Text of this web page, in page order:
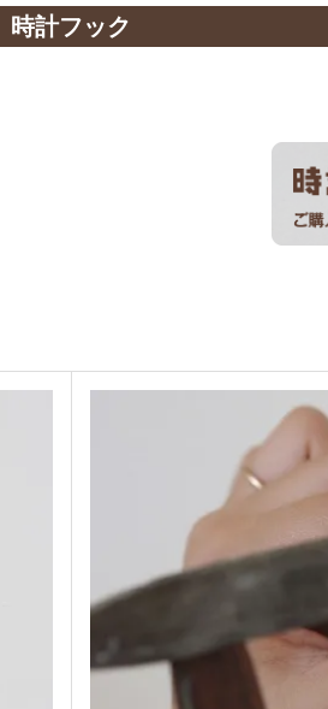
時計フック